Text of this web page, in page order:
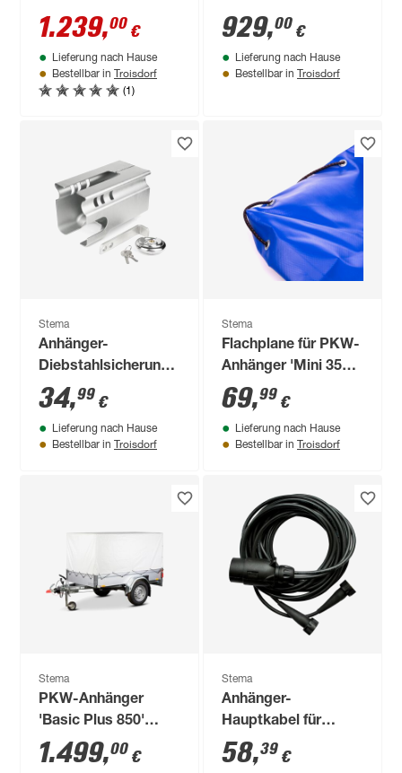
ungebremst 750 kg
mit Hochspriegel
und Kippdeichsel
1.239,00 €
Lieferung nach Hause
Bestellbar in Troisdorf
(1)
ungebremst 550 kg
mit Hochspriegel
929,00 €
Lieferung nach Hause
Bestellbar in Troisdorf
Stema
Anhänger-
Diebstahlsicherung
'Safety-Box' für
Anhänger
34,99 €
Lieferung nach Hause
Bestellbar in Troisdorf
Stema
Flachplane für PKW-
Anhänger 'Mini 350'
blau 133 x 108 cm
69,99 €
Lieferung nach Hause
Bestellbar in Troisdorf
Stema
PKW-Anhänger
'Basic Plus 850'
gebremst 850 kg mit
Hochspriegel
1.499,00 €
Stema
Anhänger-
Hauptkabel für
Multipoint-
Beleuchtung 13-
58,39 €